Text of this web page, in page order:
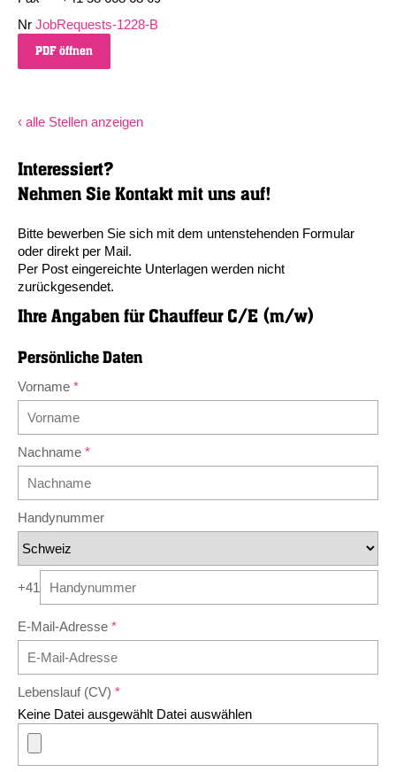
Nr JobRequests-1228-B
PDF öffnen
‹ alle Stellen anzeigen
Interessiert?
Nehmen Sie Kontakt mit uns auf!
Bitte bewerben Sie sich mit dem untenstehenden Formular
oder direkt per Mail.
Per Post eingereichte Unterlagen werden nicht
zurückgesendet.
Ihre Angaben für Chauffeur C/E (m/w)
Persönliche Daten
Vorname
Nachname
Handynummer
+41
E-Mail-Adresse
Lebenslauf (CV)
Keine Datei ausgewählt Datei auswählen